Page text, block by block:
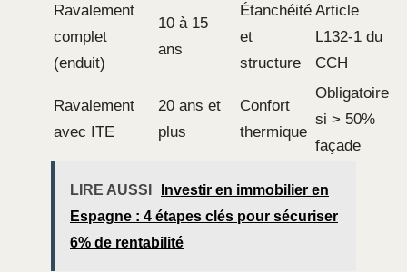
Ravalement
complet
(enduit)
10 à 15
ans
Étanchéité
et
structure
Article
L132-1 du
CCH
Ravalement
avec ITE
20 ans et
plus
Confort
thermique
Obligatoire
si > 50%
façade
LIRE AUSSI
Investir en immobilier en
Espagne : 4 étapes clés pour sécuriser
6% de rentabilité